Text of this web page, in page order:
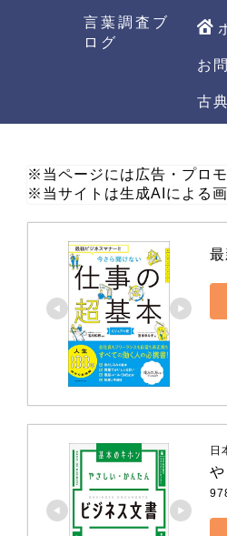
言葉調査ブ
ログ
お
古
※当ページには広告・プロ
※当サイトは生成AIによる
日